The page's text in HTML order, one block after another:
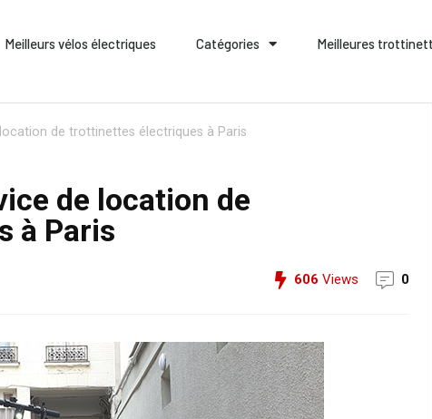
Meilleurs vélos électriques Catégories Meilleures
de trottinettes électriques à Paris
de location de
à Paris
606 Views 0